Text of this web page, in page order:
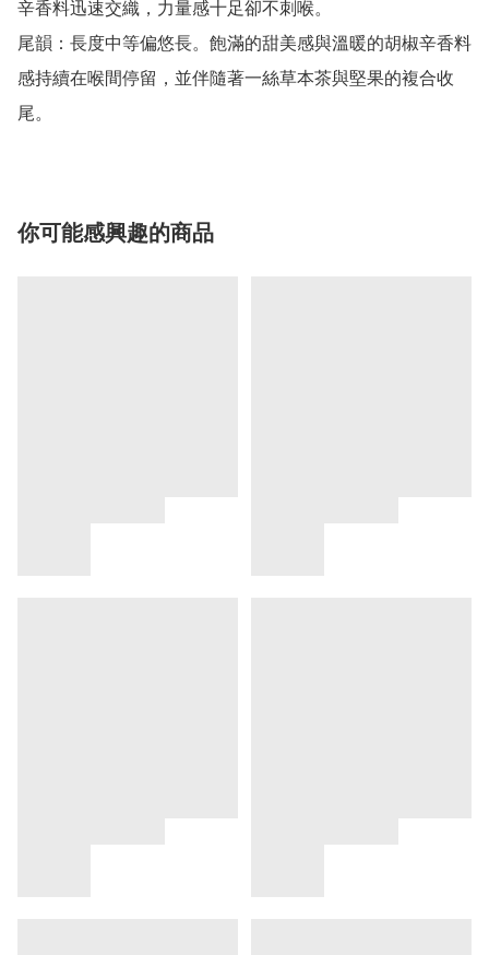
辛香料迅速交織，力量感十足卻不刺喉。
尾韻：長度中等偏悠長。飽滿的甜美感與溫暖的胡椒辛香料
感持續在喉間停留，並伴隨著一絲草本茶與堅果的複合收
尾。
你可能感興趣的商品